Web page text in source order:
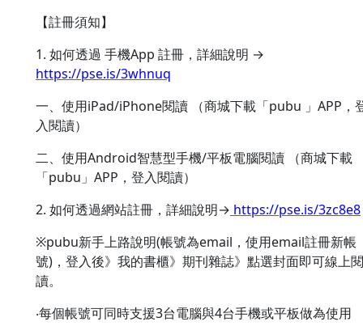
【註冊須知】
1. 如何透過 手機App 註冊，詳細說明 →
https://pse.is/3whnuq
一、使用iPad/iPhone閱讀 （商城下載「pubu 」APP，
入閱讀）
二、使用Android智慧型手機/平板電腦閱讀 （商城下載
「pubu」APP，登入閱讀）
2. 如何透過網站註冊，詳細說明→ https://pse.is/3zc8e8
※pubu新手上路說明(帳號為email，使用email註冊新帳
號)，登入後》我的書櫃》期刊雜誌》點選封面即可線上閱
讀。
‧每個帳號可同時支援3台電腦與4台手機或平板做為使用